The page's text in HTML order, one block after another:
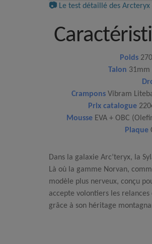
📷 Le test détaillé des
Poids
Talon 31mm
Crampons Vibram
Prix catalogue
Mousse EVA + OBC
Plaque
Dans la galaxie Arc’teryx, la
Là où la gamme Norvan,
modèle plus nerveux, conçu
accepte volontiers les
grâce à son héritage